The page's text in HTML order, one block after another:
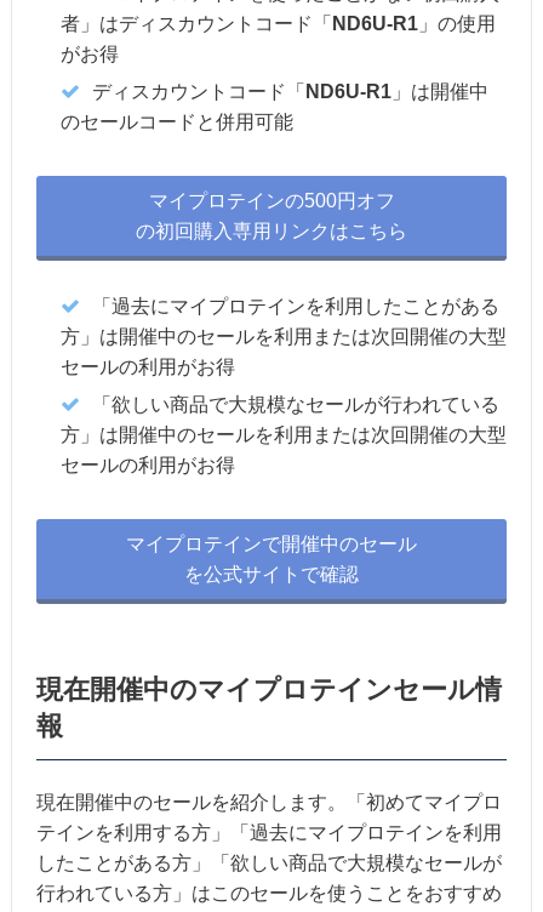
者」はディスカウントコード「 ND6U-R1 」の使用
がお得
ディスカウントコード「 ND6U-R1 」は開催中
のセールコードと併用可能
マイプロテインの500円オフ
の初回購入専用リンクはこちら
「過去にマイプロテインを利用したことがある
方」は開催中のセールを利用または次回開催の大型
セールの利用がお得
「欲しい商品で大規模なセールが行われている
方」は開催中のセールを利用または次回開催の大型
セールの利用がお得
マイプロテインで開催中のセール
を公式サイトで確認
現在開催中のマイプロテインセール情
報
現在開催中のセールを紹介します。「初めてマイプロ
テインを利用する方」「過去にマイプロテインを利用
したことがある方」「欲しい商品で大規模なセールが
行われている方」はこのセールを使うことをおすすめ